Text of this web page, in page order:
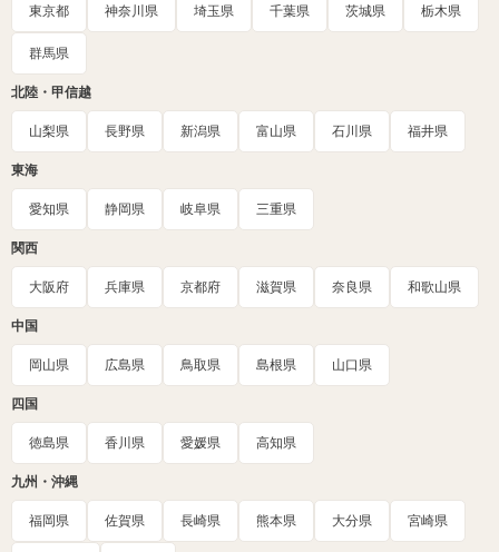
東京都 神奈川県 埼玉県 千葉県 茨城県 栃木県
群馬県
北陸・甲信越
山梨県 長野県 新潟県 富山県 石川県 福井県
東海
愛知県 静岡県 岐阜県 三重県
関西
大阪府 兵庫県 京都府 滋賀県 奈良県 和歌山県
中国
岡山県 広島県 鳥取県 島根県 山口県
四国
徳島県 香川県 愛媛県 高知県
九州・沖縄
福岡県 佐賀県 長崎県 熊本県 大分県 宮崎県